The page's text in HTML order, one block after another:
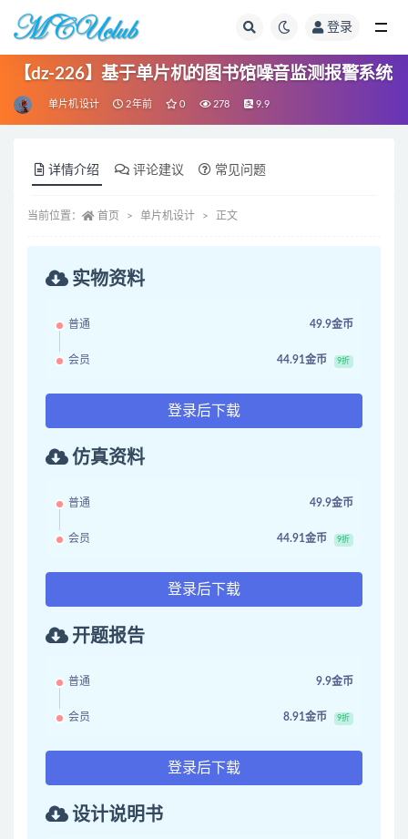
登录
【dz-226】基于单片机的图书馆噪音监测报警系统
单片机设计 2年前 0 278 9.9
详情介绍 评论建议 常见问题
当前位置： 首页 单片机设计 正文
实物资料
普通 49.9金币
会员 44.91金币 9折
登录后下载
仿真资料
普通 49.9金币
会员 44.91金币 9折
登录后下载
开题报告
普通 9.9金币
会员 8.91金币 9折
登录后下载
设计说明书